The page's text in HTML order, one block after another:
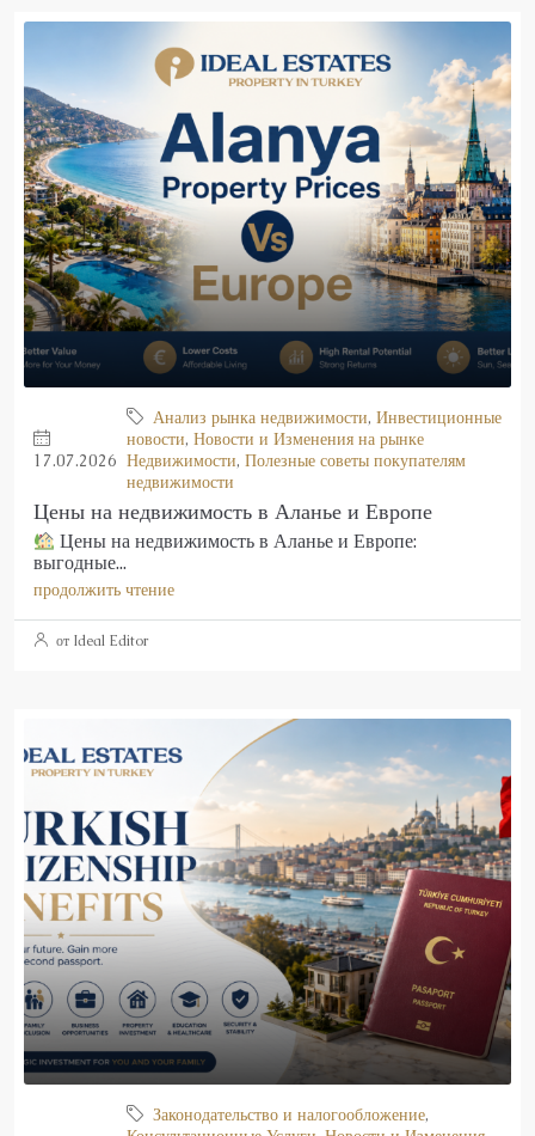
17.07.2026
Анализ рынка недвижимости, Инвестиционные
новости, Новости и Изменения на рынке
Недвижимости, Полезные советы покупателям
недвижимости
Цены на недвижимость в Аланье и Европе
Цены на недвижимость в Аланье и Европе:
выгодные...
продолжить чтение
от Ideal Editor
Законодательство и налогообложение,